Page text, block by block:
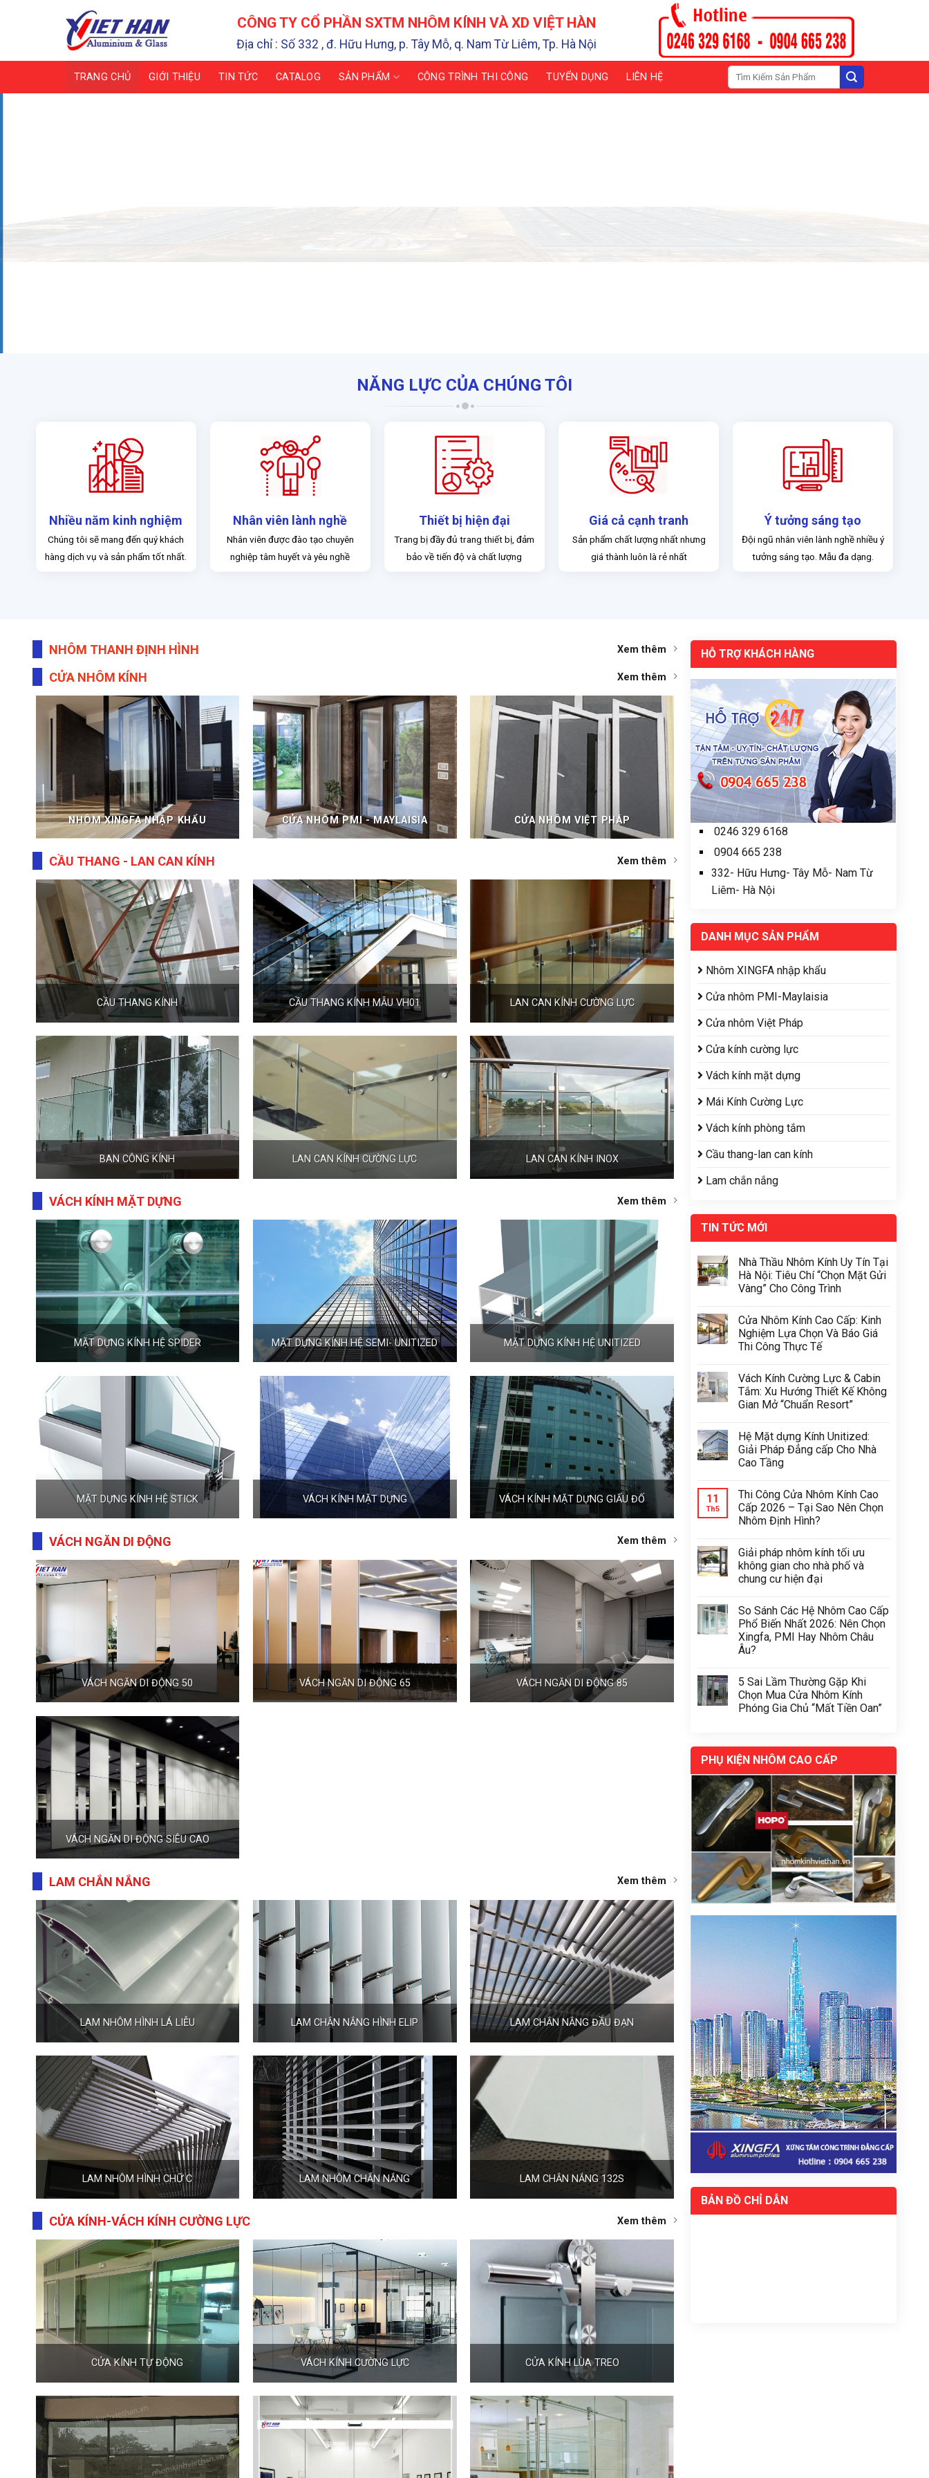
dung
CÔNG TY CỔ PHẦN SXTM NHÔM KÍNH VÀ XD VIỆT HÀN
Địa chỉ : Số 332 , đ. Hữu Hưng, p. Tây Mỗ, q. Nam Từ Liêm, Tp. Hà Nội
TRANG CHỦ GIỚI THIỆU TIN TỨC CATALOG SẢN PHẨM CÔNG TRÌNH THI CÔNG TUYỂN DỤNG LIÊN HỆ
Tìm
kiếm:
NĂNG LỰC CỦA CHÚNG TÔI
Nhiều năm kinh nghiệm
Chúng tôi sẽ mang đến quý khách
hàng dịch vụ và sản phẩm tốt nhất.
Nhân viên lành nghề
Nhân viên được đào tạo chuyên
nghiệp tâm huyết và yêu nghề
Thiết bị hiện đại
Trang bị đầy đủ trang thiết bị, đảm
bảo về tiến độ và chất lượng
Giá cả cạnh tranh
Sản phẩm chất lượng nhất nhưng
giá thành luôn là rẻ nhất
Ý tưởng sáng tạo
Đội ngũ nhân viên lành nghề nhiều ý
tưởng sáng tạo. Mẫu đa dạng.
NHÔM THANH ĐỊNH HÌNH Xem thêm
CỬA NHÔM KÍNH Xem thêm
NHÔM XINGFA NHẬP KHẨU CỬA NHÔM PMI - MAYLAISIA CỬA NHÔM VIỆT PHÁP
CẦU THANG - LAN CAN KÍNH Xem thêm
CẦU THANG KÍNH CẦU THANG KÍNH MẪU VH01 LAN CAN KÍNH CƯỜNG LỰC
BAN CÔNG KÍNH LAN CAN KÍNH CƯỜNG LỰC LAN CAN KÍNH INOX
VÁCH KÍNH MẶT DỰNG Xem thêm
MẶT DỰNG KÍNH HỆ SPIDER MẶT DỰNG KÍNH HỆ SEMI- UNITIZED MẶT DỰNG KÍNH HỆ UNITIZED
MẶT DỰNG KÍNH HỆ STICK VÁCH KÍNH MẶT DỰNG VÁCH KÍNH MẶT DỰNG GIẤU ĐỐ
VÁCH NGĂN DI ĐỘNG Xem thêm
VÁCH NGĂN DI ĐỘNG 50 VÁCH NGĂN DI ĐỘNG 65 VÁCH NGĂN DI ĐỘNG 85
VÁCH NGĂN DI ĐỘNG SIÊU CAO
LAM CHẮN NẮNG Xem thêm
LAM NHÔM HÌNH LÁ LIỄU LAM CHẮN NẮNG HÌNH ELIP LAM CHẮN NẮNG ĐẦU ĐẠN
LAM NHÔM HÌNH CHỮ C LAM NHÔM CHẮN NẮNG LAM CHẮN NẮNG 132S
CỬA KÍNH-VÁCH KÍNH CƯỜNG LỰC Xem thêm
CỬA KÍNH TỰ ĐỘNG VÁCH KÍNH CƯỜNG LỰC CỬA KÍNH LÙA TREO
HỖ TRỢ KHÁCH HÀNG
0246 329 6168
0904 665 238
332- Hữu Hưng- Tây Mỗ- Nam Từ
Liêm- Hà Nội
DANH MỤC SẢN PHẨM
Nhôm XINGFA nhập khẩu
Cửa nhôm PMI-Maylaisia
Cửa nhôm Việt Pháp
Cửa kính cường lực
Vách kính mặt dựng
Mái Kính Cường Lực
Vách kính phòng tắm
Cầu thang-lan can kính
Lam chắn nắng
TIN TỨC MỚI
Nhà Thầu Nhôm Kính Uy Tín Tại
Hà Nội: Tiêu Chí “Chọn Mặt Gửi
Vàng” Cho Công Trình
Cửa Nhôm Kính Cao Cấp: Kinh
Nghiệm Lựa Chọn Và Báo Giá
Thi Công Thực Tế
Vách Kính Cường Lực & Cabin
Tắm: Xu Hướng Thiết Kế Không
Gian Mở “Chuẩn Resort”
Hệ Mặt dựng Kính Unitized:
Giải Pháp Đẳng cấp Cho Nhà
Cao Tầng
11
Th5
Thi Công Cửa Nhôm Kính Cao
Cấp 2026 – Tại Sao Nên Chọn
Nhôm Định Hình?
Giải pháp nhôm kính tối ưu
không gian cho nhà phố và
chung cư hiện đại
So Sánh Các Hệ Nhôm Cao Cấp
Phổ Biến Nhất 2026: Nên Chọn
Xingfa, PMI Hay Nhôm Châu
Âu?
5 Sai Lầm Thường Gặp Khi
Chọn Mua Cửa Nhôm Kính
Phóng Gia Chủ “Mất Tiền Oan”
PHỤ KIỆN NHÔM CAO CẤP
BẢN ĐỒ CHỈ DẪN